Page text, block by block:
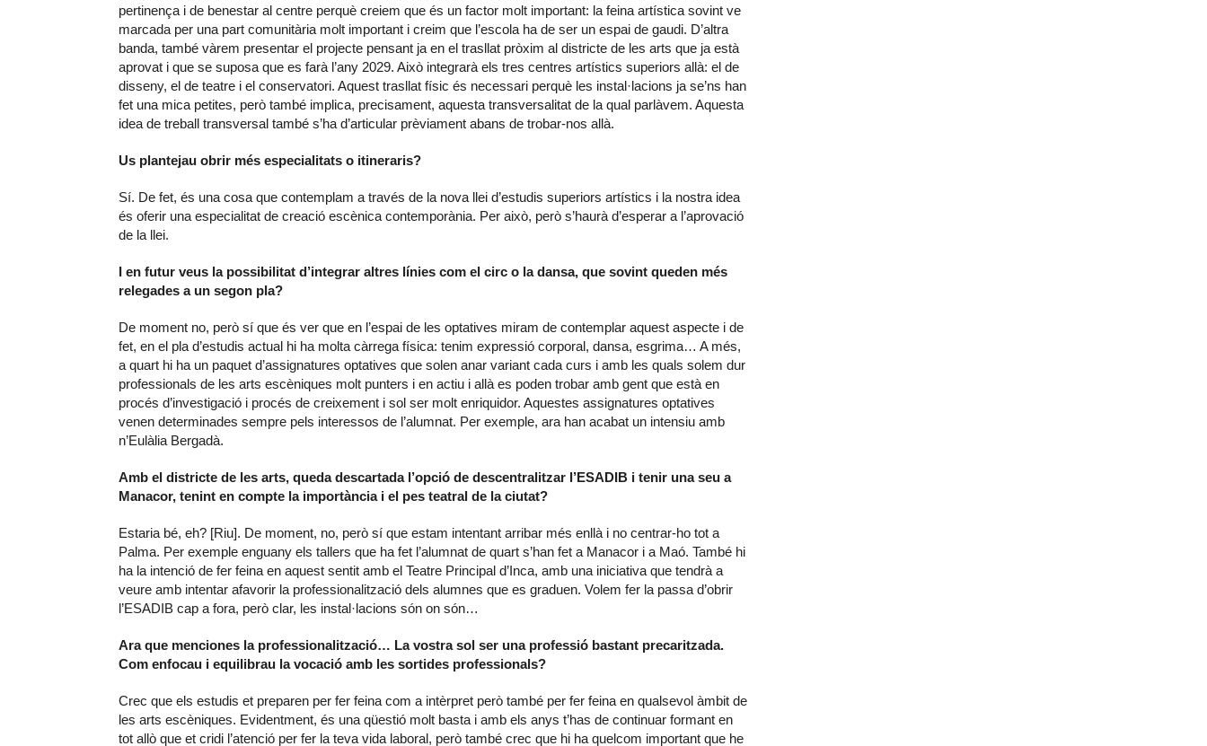
pertinença i de benestar al centre perquè creiem que és un factor molt important: la feina artística sovint ve
marcada per una part comunitària molt important i creim que l’escola ha de ser un espai de gaudi. D’altra
banda, també vàrem presentar el projecte pensant ja en el trasllat pròxim al districte de les arts que ja està
aprovat i que se suposa que es farà l’any 2029. Això integrarà els tres centres artístics superiors allà: el de
disseny, el de teatre i el conservatori. Aquest trasllat físic és necessari perquè les instal·lacions ja se’ns han
fet una mica petites, però també implica, precisament, aquesta transversalitat de la qual parlàvem. Aquesta
idea de treball transversal també s’ha d’articular prèviament abans de trobar-nos allà.
Us plantejau obrir més especialitats o itineraris?
Sí. De fet, és una cosa que contemplam a través de la nova llei d’estudis superiors artístics i la nostra idea
és oferir una especialitat de creació escènica contemporània. Per això, però s’haurà d’esperar a l’aprovació
de la llei.
I en futur veus la possibilitat d’integrar altres línies com el circ o la dansa, que sovint queden més
relegades a un segon pla?
De moment no, però sí que és ver que en l’espai de les optatives miram de contemplar aquest aspecte i de
fet, en el pla d’estudis actual hi ha molta càrrega física: tenim expressió corporal, dansa, esgrima… A més,
a quart hi ha un paquet d’assignatures optatives que solen anar variant cada curs i amb les quals solem dur
professionals de les arts escèniques molt punters i en actiu i allà es poden trobar amb gent que està en
procés d’investigació i procés de creixement i sol ser molt enriquidor. Aquestes assignatures optatives
venen determinades sempre pels interessos de l’alumnat. Per exemple, ara han acabat un intensiu amb
n’Eulàlia Bergadà.
Amb el districte de les arts, queda descartada l’opció de descentralitzar l’ESADIB i tenir una seu a
Manacor, tenint en compte la importància i el pes teatral de la ciutat?
Estaria bé, eh? [Riu]. De moment, no, però sí que estam intentant arribar més enllà i no centrar-ho tot a
Palma. Per exemple enguany els tallers que ha fet l’alumnat de quart s’han fet a Manacor i a Maó. També hi
ha la intenció de fer feina en aquest sentit amb el Teatre Principal d’Inca, amb una iniciativa que tendrà a
veure amb intentar afavorir la professionalització dels alumnes que es graduen. Volem fer la passa d’obrir
l’ESADIB cap a fora, però clar, les instal·lacions són on són…
Ara que menciones la professionalització… La vostra sol ser una professió bastant precaritzada.
Com enfocau i equilibrau la vocació amb les sortides professionals?
Crec que els estudis et preparen per fer feina com a intèrpret però també per fer feina en qualsevol àmbit de
les arts escèniques. Evidentment, és una qüestió molt basta i amb els anys t’has de continuar formant en
tot allò que et cridi l’atenció per fer la teva vida laboral, però també crec que hi ha quelcom important que he